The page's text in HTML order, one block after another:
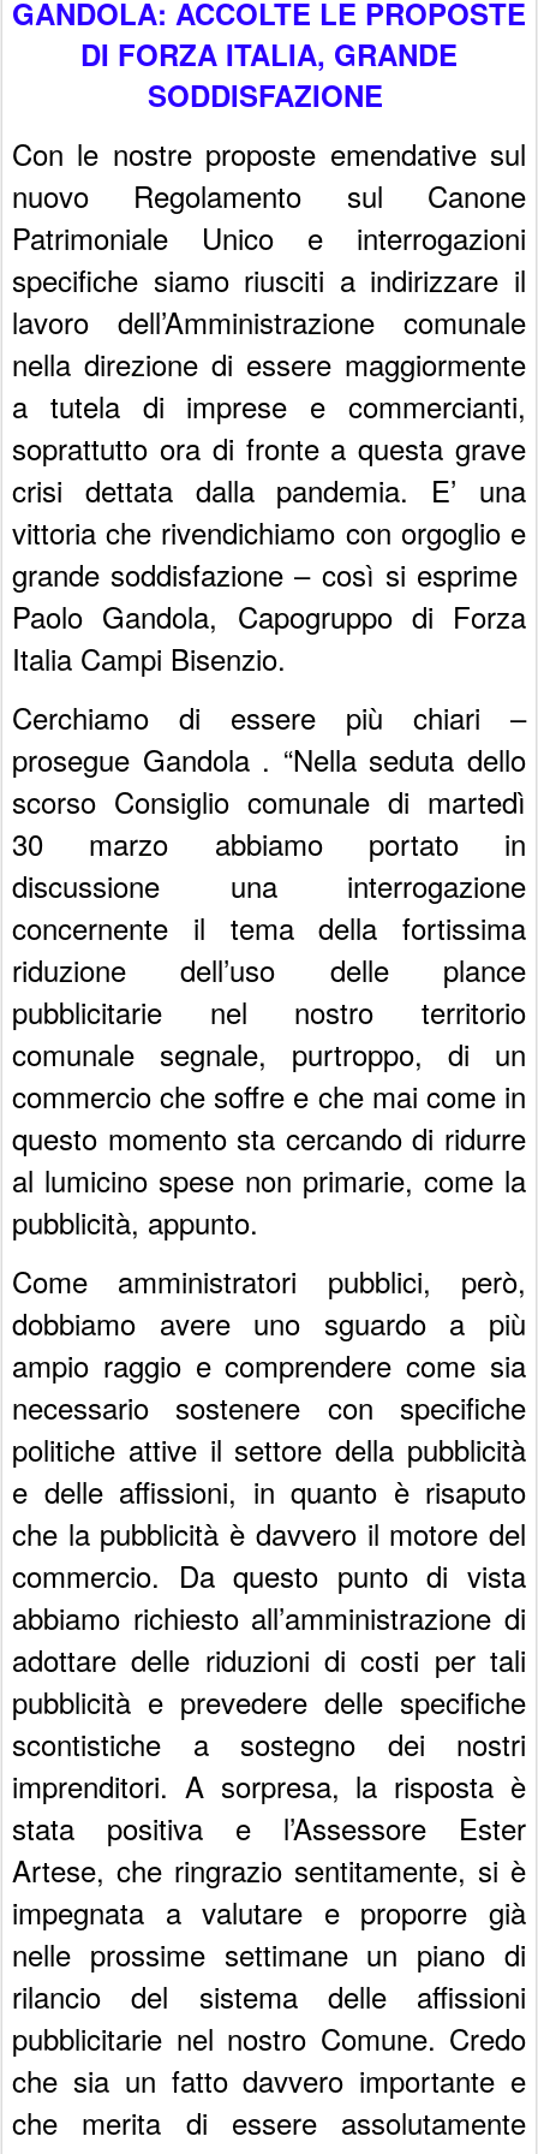
GANDOLA: ACCOLTE LE PROPOSTE
DI FORZA ITALIA, GRANDE
SODDISFAZIONE
Con le nostre proposte emendative sul
nuovo Regolamento sul Canone
Patrimoniale Unico e interrogazioni
specifiche siamo riusciti a indirizzare il
lavoro dell’Amministrazione comunale
nella direzione di essere maggiormente
a tutela di imprese e commercianti,
soprattutto ora di fronte a questa grave
crisi dettata dalla pandemia. E’ una
vittoria che rivendichiamo con orgoglio e
grande soddisfazione – così si esprime
Paolo Gandola, Capogruppo di Forza
Italia Campi Bisenzio.
Cerchiamo di essere più chiari –
prosegue Gandola . “Nella seduta dello
scorso Consiglio comunale di martedì
30 marzo abbiamo portato in
discussione una interrogazione
concernente il tema della fortissima
riduzione dell’uso delle plance
pubblicitarie nel nostro territorio
comunale segnale, purtroppo, di un
commercio che soffre e che mai come in
questo momento sta cercando di ridurre
al lumicino spese non primarie, come la
pubblicità, appunto.
Come amministratori pubblici, però,
dobbiamo avere uno sguardo a più
ampio raggio e comprendere come sia
necessario sostenere con specifiche
politiche attive il settore della pubblicità
e delle affissioni, in quanto è risaputo
che la pubblicità è davvero il motore del
commercio. Da questo punto di vista
abbiamo richiesto all’amministrazione di
adottare delle riduzioni di costi per tali
pubblicità e prevedere delle specifiche
scontistiche a sostegno dei nostri
imprenditori. A sorpresa, la risposta è
stata positiva e l’Assessore Ester
Artese, che ringrazio sentitamente, si è
impegnata a valutare e proporre già
nelle prossime settimane un piano di
rilancio del sistema delle affissioni
pubblicitarie nel nostro Comune. Credo
che sia un fatto davvero importante e
che merita di essere assolutamente